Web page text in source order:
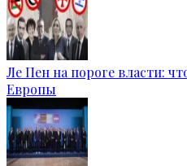
Ле Пен на пороге власти:
Европы